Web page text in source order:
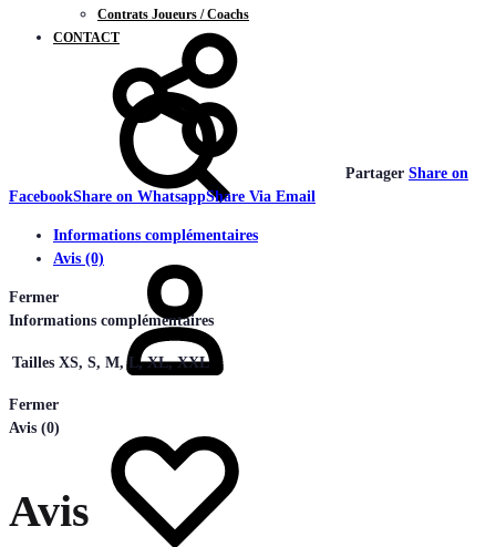
Contrats Joueurs / Coachs
CONTACT
Partager Share on
FacebookShare on WhatsappShare Via Email
Informations complémentaires
Avis (0)
Fermer
Informations complémentaires
Tailles XS, S, M, L, XL, XXL
Fermer
Avis (0)
Avis